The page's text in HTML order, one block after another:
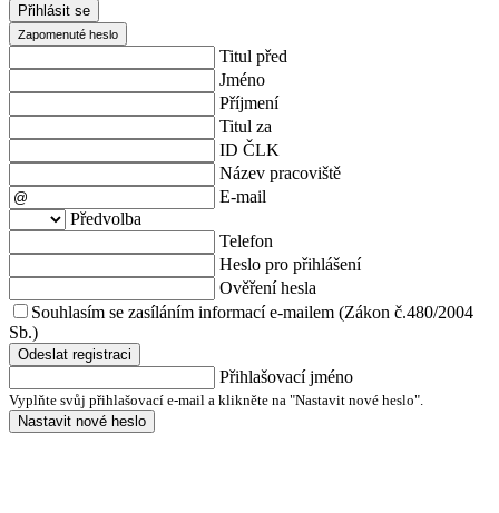
Přihlásit se
Zapomenuté heslo
Titul před
Jméno
Příjmení
Titul za
ID ČLK
Název pracoviště
E-mail
Předvolba
Telefon
Heslo pro přihlášení
Ověření hesla
Souhlasím se zasíláním informací e-mailem (Zákon č.480/2004
Sb.)
Odeslat registraci
Přihlašovací jméno
Vyplňte svůj přihlašovací e-mail a klikněte na "Nastavit nové heslo".
Nastavit nové heslo